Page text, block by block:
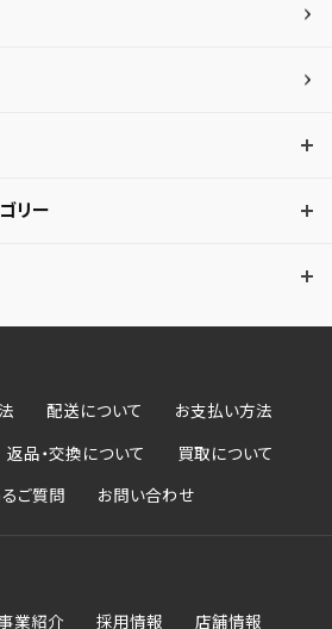
リー
配送について お支払い方法
返品・交換について 買取について
るご質問 お問い合わせ
業紹介 採用情報 店舗情報